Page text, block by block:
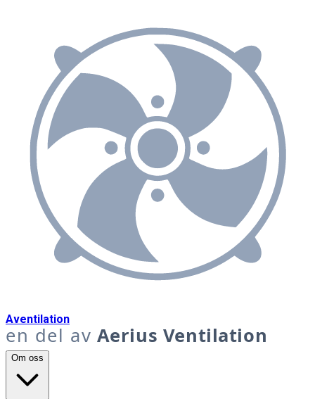
Aventilation
en del av Aerius Ventilation
Om oss